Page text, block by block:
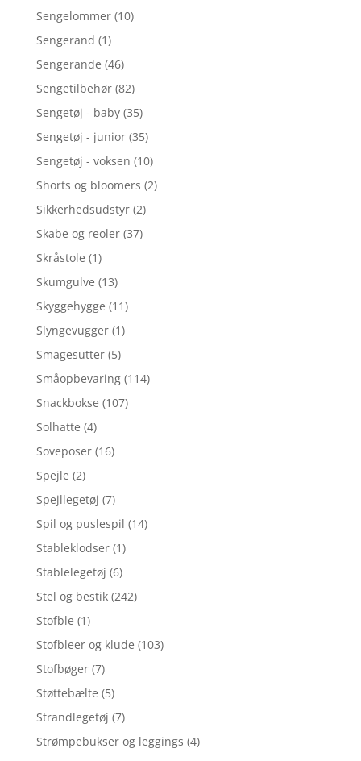
Sengelommer (10)
Sengerand (1)
Sengerande (46)
Sengetilbehør (82)
Sengetøj - baby (35)
Sengetøj - junior (35)
Sengetøj - voksen (10)
Shorts og bloomers (2)
Sikkerhedsudstyr (2)
Skabe og reoler (37)
Skråstole (1)
Skumgulve (13)
Skyggehygge (11)
Slyngevugger (1)
Smagesutter (5)
Småopbevaring (114)
Snackbokse (107)
Solhatte (4)
Soveposer (16)
Spejle (2)
Spejllegetøj (7)
Spil og puslespil (14)
Stableklodser (1)
Stablelegetøj (6)
Stel og bestik (242)
Stofble (1)
Stofbleer og klude (103)
Stofbøger (7)
Støttebælte (5)
Strandlegetøj (7)
Strømpebukser og leggings (4)